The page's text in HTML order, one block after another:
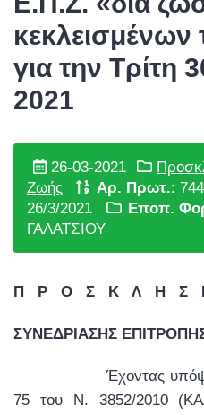
για την Τρίτη
2021
26-03-2021
Ζωής
Αρ. Πρωτ.:
26/3/2021
Εποπ.
ΓΑΛΑΤΣΙΟΥ
Π Ρ Ο Σ Κ Λ Η Σ
ΣΥΝΕΔΡΙΑΣΗΣ
Έχοντας υπόψη τις
75 του Ν. 3852/2010